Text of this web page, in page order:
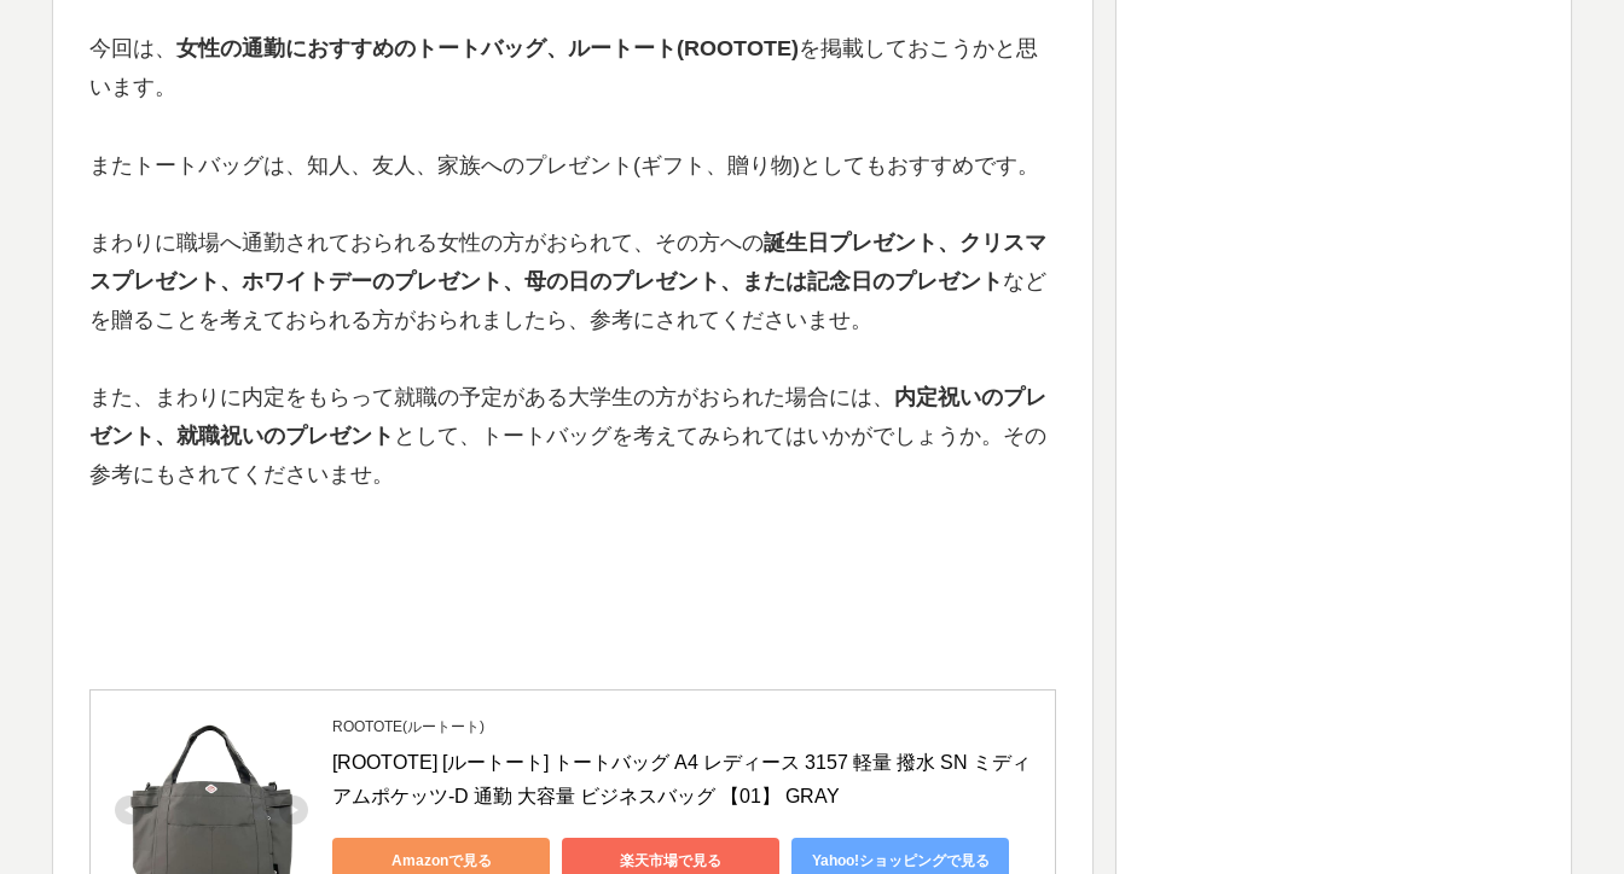
今回は、 女性の通勤におすすめのトートバッグ、ルートート(ROOTOTE)を掲載しておこうかと思
います。
またトートバッグは、知人、友人、家族へのプレゼント(ギフト、贈り物)としてもおすすめです。
まわりに職場へ通勤されておられる女性の方がおられて、その方への誕生日プレゼント、クリスマ
スプレゼント、ホワイトデーのプレゼント、母の日のプレゼント、または記念日のプレゼント など
を贈ることを考えておられる方がおられましたら、参考にされてくださいませ。
また、まわりに内定をもらって就職の予定がある大学生の方がおられた場合には、 内定祝いのプレ
ゼント、就職祝いのプレゼント として、トートバッグを考えてみられてはいかがでしょうか。その
参考にもされてくださいませ。
ROOTOTE(ルートート)
[ROOTOTE] [ルートート] トートバッグ A4 レディース 3157 軽量 撥水 SN ミディ
アムポケッツ-D 通勤 大容量 ビジネスバッグ 【01】 GRAY
Amazonで見る 楽天市場で見る Yahoo!ショッピングで見る